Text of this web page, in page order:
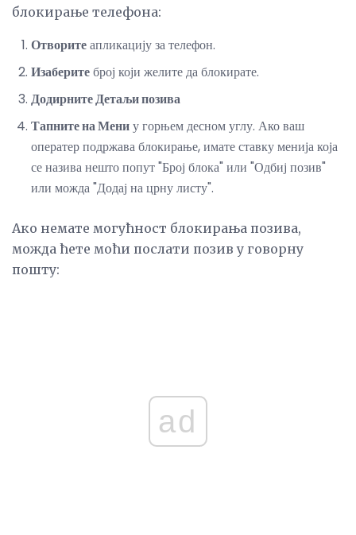
блокирање телефона:
Отворитеапликацију за телефон.
Изаберитеброј који желите да блокирате.
Додирните Детаљи позива
Тапните на Мениу горњем десном углу. Ако ваш
оператер подржава блокирање, имате ставку менија која
се назива нешто попут "Број блока" или "Одбиј позив"
или можда "Додај на црну листу".
Ако немате могућност блокирања позива,
можда ћете моћи послати позив у говорну
пошту:
ad